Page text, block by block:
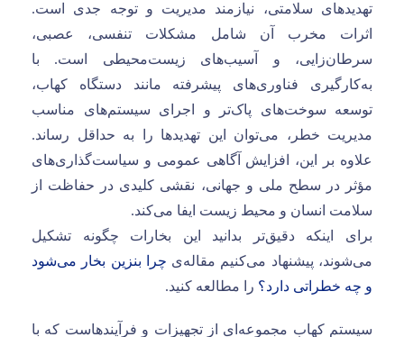
تهدیدهای سلامتی، نیازمند مدیریت و توجه جدی است.
اثرات مخرب آن شامل مشکلات تنفسی، عصبی،
سرطان‌زایی، و آسیب‌های زیست‌محیطی است. با
به‌کارگیری فناوری‌های پیشرفته مانند دستگاه کهاب،
توسعه سوخت‌های پاک‌تر و اجرای سیستم‌های مناسب
مدیریت خطر، می‌توان این تهدیدها را به حداقل رساند.
علاوه بر این، افزایش آگاهی عمومی و سیاست‌گذاری‌های
مؤثر در سطح ملی و جهانی، نقشی کلیدی در حفاظت از
سلامت انسان و محیط زیست ایفا می‌کند.
برای اینکه دقیق‌تر بدانید این بخارات چگونه تشکیل
می‌شوند، پیشنهاد می‌کنیم مقاله‌ی چرا بنزین بخار می‌شود
و چه خطراتی دارد؟ را مطالعه کنید.
سیستم کهاب مجموعه‌ای از تجهیزات و فرآیندهاست که با